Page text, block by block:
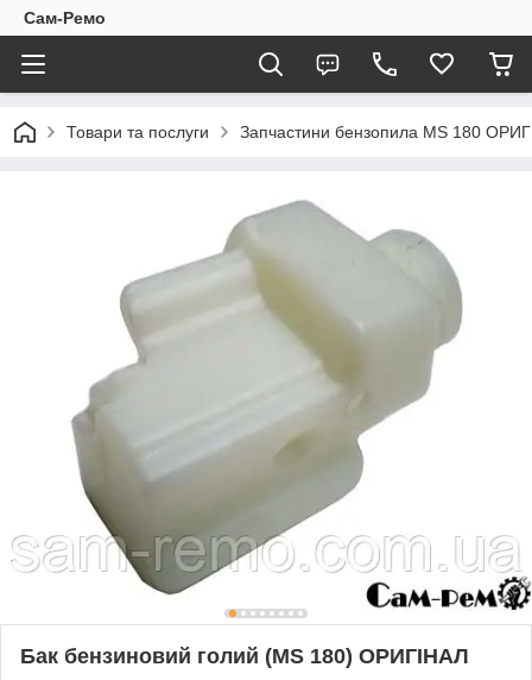
Сам-Ремо
Товари та послуги Запчастини бензопила МS 180
Бак бензиновий голий (MS 180) ОРИГІНАЛ